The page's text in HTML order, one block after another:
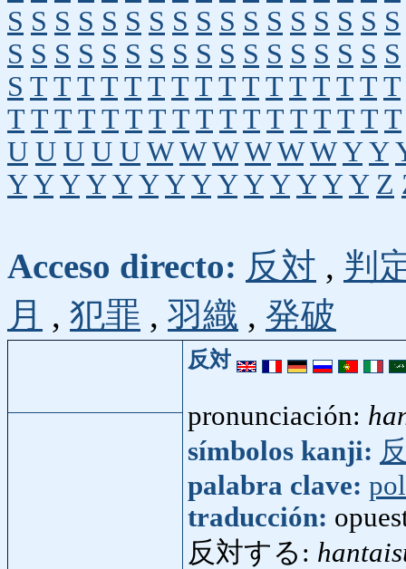
S S S S S S S S S S S S S S S S S
S S S S S S S S S S S S S S S S S
S T T T T T T T T T T T T T T T T
T T T T T T T T T T T T T T T T T
U U U U U W W W W W W Y Y
Y Y Y Y Y Y Y Y Y Y Y Y Y Y Z
Acceso directo: 反対 , 判
月 , 犯罪 , 羽織 , 発破
反対
pronunciación:
símbolos kanji:
palabra clave:
traducción:
反対する: